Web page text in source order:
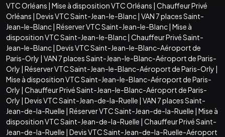
VTC Orléans | Mise à disposition VTC Orléans | Chauffeur Privé
Orléans | Devis VTC Saint-Jean-le-Blanc| VAN 7 places Saint-
Jean-le-Blanc| Réserver VTC Saint-Jean-le-Blanc| Mise à
disposition VTC Saint-Jean-le-Blanc| Chauffeur Privé Saint-
Jean-le-Blanc| Devis VTC Saint-Jean-le-Blanc-Aéroport de
Paris-Orly | VAN 7 places Saint-Jean-le-Blanc-Aéroport de Paris-
Orly | Réserver VTC Saint-Jean-le-Blanc-Aéroport de Paris-Orly |
Mise à disposition VTC Saint-Jean-le-Blanc-Aéroport de Paris-
Orly | Chauffeur Privé Saint-Jean-le-Blanc-Aéroport de Paris-
Orly | Devis VTC Saint-Jean-de-la-Ruelle | VAN 7 places Saint-
Jean-de-la-Ruelle | Réserver VTC Saint-Jean-de-la-Ruelle | Mise à
disposition VTC Saint-Jean-de-la-Ruelle | Chauffeur Privé Saint-
Jean-de-la-Ruelle | Devis VTC Saint-Jean-de-la-Ruelle-Aéroport